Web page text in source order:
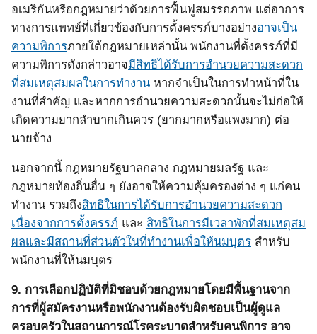
อเมริกันหรือกฎหมายว่าด้วยการฟื้นฟูสมรรถภาพ แต่อาการ
ทางการแพทย์ที่เกี่ยวข้องกับการตั้งครรภ์บางอย่างอาจเป็น
ความพิการภายใต้กฎหมายเหล่านั้น พนักงานที่ตั้งครรภ์ที่มี
ความพิการดังกล่าวอาจมีสิทธิได้รับการอำนวยความสะดวก
ที่สมเหตุสมผลในการทำงาน หากจำเป็นในการทำหน้าที่ใน
งานที่สำคัญ และหากการอำนวยความสะดวกนั้นจะไม่ก่อให้
เกิดความยากลำบากเกินควร (ยากมากหรือแพงมาก) ต่อ
นายจ้าง
นอกจากนี้ กฎหมายรัฐบาลกลาง กฎหมายมลรัฐ และ
กฎหมายท้องถิ่นอื่น ๆ ยังอาจให้ความคุ้มครองต่าง ๆ แก่คน
ทำงาน รวมถึงสิทธิในการได้รับการอำนวยความสะดวก
เนื่องจากการตั้งครรภ์ และ สิทธิในการมีเวลาพักที่สมเหตุสม
ผลและมีสถานที่ส่วนตัวในที่ทำงานเพื่อให้นมบุตร สำหรับ
พนักงานที่ให้นมบุตร
9. การเลือกปฏิบัติที่มิชอบด้วยกฎหมายโดยมีพื้นฐานจาก
การที่ผู้สมัครงานหรือพนักงานต้องรับผิดชอบเป็นผู้ดูแล
ครอบครัวในสถานการณ์โรคระบาดสำหรับคนพิการ อาจ